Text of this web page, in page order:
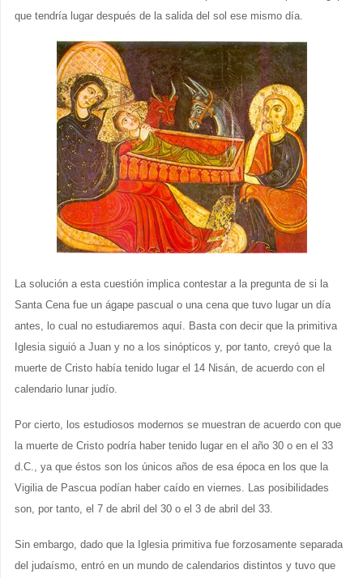
que tendría lugar después de la salida del sol ese mismo día.
La solución a esta cuestión implica contestar a la pregunta de si la
Santa Cena fue un ágape pascual o una cena que tuvo lugar un día
antes, lo cual no estudiaremos aquí. Basta con decir que la primitiva
Iglesia siguió a Juan y no a los sinópticos y, por tanto, creyó que la
muerte de Cristo había tenido lugar el 14 Nisán, de acuerdo con el
calendario lunar judío.
Por cierto, los estudiosos modernos se muestran de acuerdo con que
la muerte de Cristo podría haber tenido lugar en el año 30 o en el 33
d.C., ya que éstos son los únicos años de esa época en los que la
Vigilia de Pascua podían haber caído en viernes. Las posibilidades
son, por tanto, el 7 de abril del 30 o el 3 de abril del 33.
Sin embargo, dado que la Iglesia primitiva fue forzosamente separada
del judaísmo, entró en un mundo de calendarios distintos y tuvo que